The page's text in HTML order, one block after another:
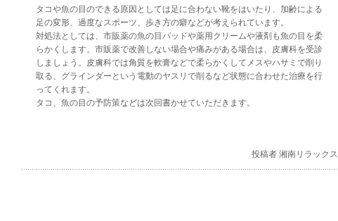
タコや魚の目のできる原因としては足に合わない靴をはいたり、加齢による
足の変形、過度なスポーツ、歩き方の癖などが考えられています。
対処法としては、市販薬の魚の目パッドや薬用クリームや液剤も魚の目を柔
らかくします。市販薬で改善しない場合や痛みがある場合は、皮膚科を受診
しましょう。皮膚科では角質を軟膏などで柔らかくしてメスやハサミで削り
取る、グラインダーという電動のヤスリで削るなど状態に合わせた治療を行
ってくれます。
タコ、魚の目の予防策などは次回書かせていただきます。
投稿者 湘南リラックス